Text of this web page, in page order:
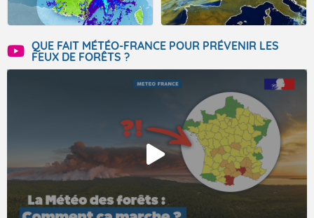
QUE FAIT MÉTÉO-FRANCE POUR PRÉVENIR LES
FEUX DE FORÊTS ?